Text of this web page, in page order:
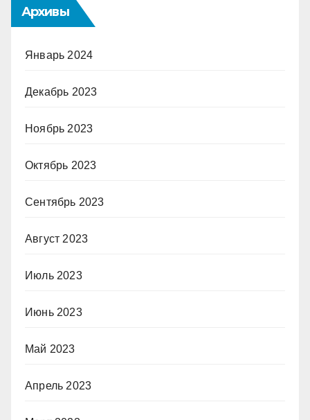
Архивы
Январь 2024
Декабрь 2023
Ноябрь 2023
Октябрь 2023
Сентябрь 2023
Август 2023
Июль 2023
Июнь 2023
Май 2023
Апрель 2023